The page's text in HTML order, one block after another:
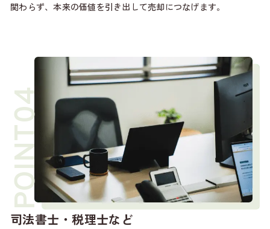
関わらず、本来の価値を引き出して売却につなげます。
司法書士・税理士など